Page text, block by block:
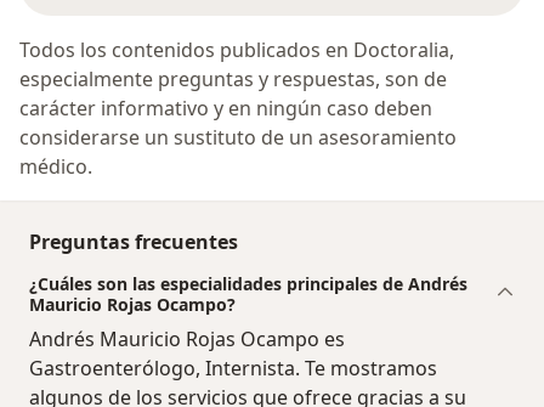
Todos los contenidos publicados en Doctoralia,
especialmente preguntas y respuestas, son de
carácter informativo y en ningún caso deben
considerarse un sustituto de un asesoramiento
médico.
Preguntas frecuentes
¿Cuáles son las especialidades principales de Andrés
Mauricio Rojas Ocampo?
Andrés Mauricio Rojas Ocampo es
Gastroenterólogo, Internista. Te mostramos
algunos de los servicios que ofrece gracias a su